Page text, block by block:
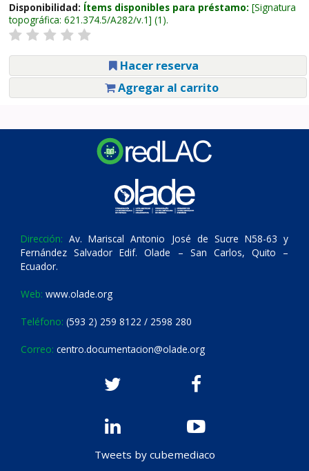
Disponibilidad: Ítems disponibles para préstamo: Signatura
topográfica: 621.374.5/A282/v.1 (1).
Hacer reserva
Agregar al carrito
Dirección: Av. Mariscal Antonio José de Sucre N58-63 y
Fernández Salvador Edif. Olade – San Carlos, Quito –
Ecuador.
Web: www.olade.org
Teléfono: (593 2) 259 8122 / 2598 280
Correo: centro.documentacion@olade.org
Tweets by cubemediaco